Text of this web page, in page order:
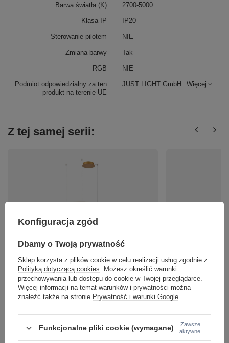
Podmiot odpowiedzialny za ten
produkt na terenie UE
JUST LIGHT GmbH Więcej
Barwa światła (K) 2700-5000
Klasa IP IP20
Sterowanie pilotem NIE
Zmiana barwy Tak
RGB NIE
Z tej samej serii:
AZ5020 sterowana pilotem
1 199,00 zł szt. 1 099,00 zł
Konfiguracja zgód
Dbamy o Twoją prywatność
Sklep korzysta z plików cookie w celu realizacji usług zgodnie z
Polityką dotyczącą cookies. Możesz określić warunki
przechowywania lub dostępu do cookie w Twojej przeglądarce.
Więcej informacji na temat warunków i prywatności można
znaleźć także na stronie Prywatność i warunki Google.
Funkcjonalne pliki cookie (wymagane)
Zawsze
aktywne